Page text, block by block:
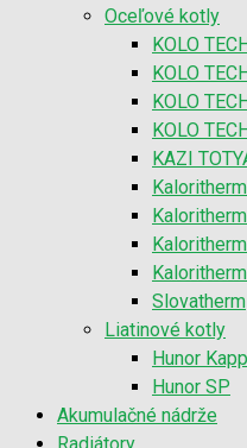
Oceľové kotly
KOLO
KOLO
KOLO
KOLO
KAZI
Slovatherm
Liatinové kotly
Hunor
Hunor SP
Akumulačné nádrže